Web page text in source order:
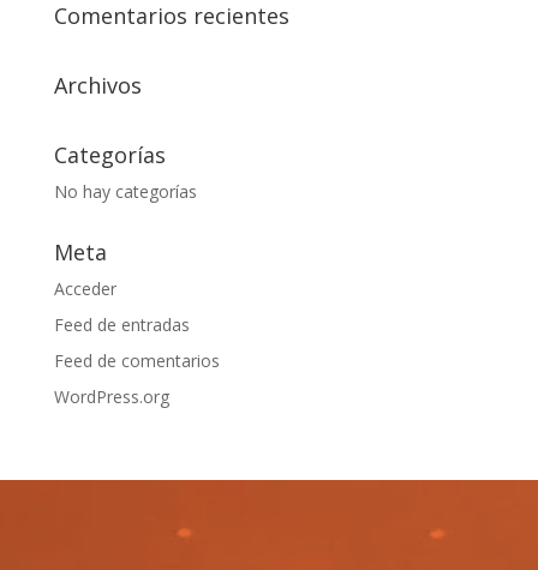
Comentarios recientes
Archivos
Categorías
No hay categorías
Meta
Acceder
Feed de entradas
Feed de comentarios
WordPress.org